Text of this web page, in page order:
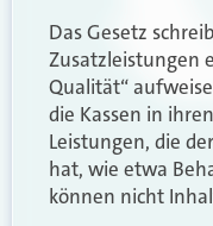
Das Gesetz
Zusatzleistungen
Qualität“
die Kassen in
Leistungen, die
hat, wie etwa
können nicht